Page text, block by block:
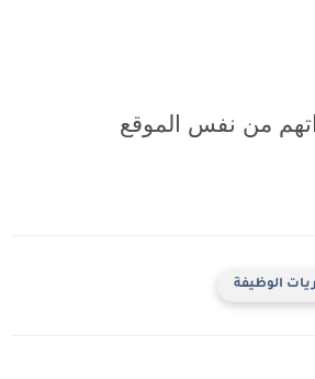
من نفس الموقع
الوظيفة